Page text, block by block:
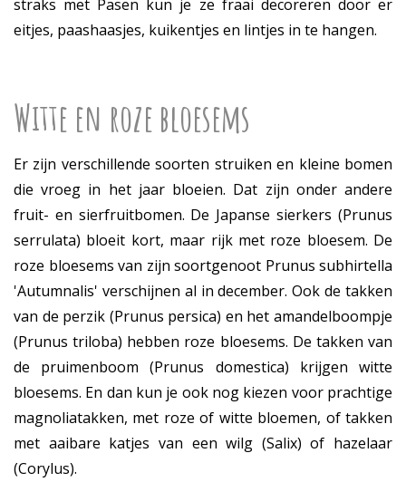
straks met Pasen kun je ze fraai decoreren door er
eitjes, paashaasjes, kuikentjes en lintjes in te hangen.
Witte en roze bloesems
Er zijn verschillende soorten struiken en kleine bomen
die vroeg in het jaar bloeien. Dat zijn onder andere
fruit- en sierfruitbomen. De Japanse sierkers (Prunus
serrulata) bloeit kort, maar rijk met roze bloesem. De
roze bloesems van zijn soortgenoot Prunus subhirtella
'Autumnalis' verschijnen al in december. Ook de takken
van de perzik (Prunus persica) en het amandelboompje
(Prunus triloba) hebben roze bloesems. De takken van
de pruimenboom (Prunus domestica) krijgen witte
bloesems. En dan kun je ook nog kiezen voor prachtige
magnoliatakken, met roze of witte bloemen, of takken
met aaibare katjes van een wilg (Salix) of hazelaar
(Corylus).